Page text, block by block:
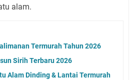
alam.
Termurah Tahun 2026
Sirih Terbaru 2026
Alam Dinding & Lantai Termurah